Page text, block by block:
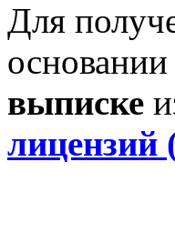
Для
выписке
лицензий